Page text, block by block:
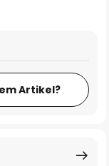
Artikel?